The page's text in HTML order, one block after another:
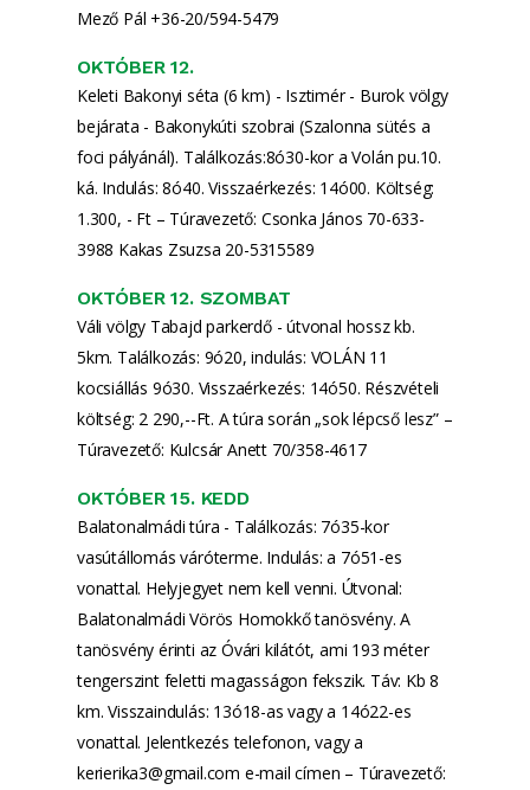
Mező Pál +36-20/594-5479
OKTÓBER 12.
Keleti Bakonyi séta (6 km) - Isztimér - Burok völgy
bejárata - Bakonykúti szobrai (Szalonna sütés a
foci pályánál). Találkozás:8ó30-kor a Volán pu.10.
ká. Indulás: 8ó40. Visszaérkezés: 14ó00. Költség:
1.300, - Ft – Túravezető: Csonka János 70-633-
3988 Kakas Zsuzsa 20-5315589
OKTÓBER 12. SZOMBAT
Váli völgy Tabajd parkerdő - útvonal hossz kb.
5km. Találkozás: 9ó20, indulás: VOLÁN 11
kocsiállás 9ó30. Visszaérkezés: 14ó50. Részvételi
költség: 2 290,--Ft. A túra során „sok lépcső lesz” –
Túravezető: Kulcsár Anett 70/358-4617
OKTÓBER 15. KEDD
Balatonalmádi túra - Találkozás: 7ó35-kor
vasútállomás váróterme. Indulás: a 7ó51-es
vonattal. Helyjegyet nem kell venni. Útvonal:
Balatonalmádi Vörös Homokkő tanösvény. A
tanösvény érinti az Óvári kilátót, ami 193 méter
tengerszint feletti magasságon fekszik. Táv: Kb 8
km. Visszaindulás: 13ó18-as vagy a 14ó22-es
vonattal. Jelentkezés telefonon, vagy a
kerierika3@gmail.com e-mail címen – Túravezető: